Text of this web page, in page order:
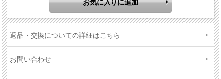
返品・交換についての詳細はこちら
お問い合わせ